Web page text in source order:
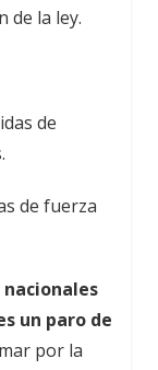
de la ley.
de fuerza
un paro de
por la